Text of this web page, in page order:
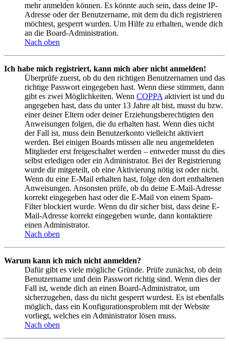
mehr anmelden können. Es könnte auch sein, dass deine IP-
Adresse oder der Benutzername, mit dem du dich registrieren
möchtest, gesperrt wurden. Um Hilfe zu erhalten, wende dich
an die Board-Administration.
Nach oben
Ich habe mich registriert, kann mich aber nicht anmelden!
Überprüfe zuerst, ob du den richtigen Benutzernamen und das
richtige Passwort eingegeben hast. Wenn diese stimmen, dann
gibt es zwei Möglichkeiten. Wenn COPPA aktiviert ist und du
angegeben hast, dass du unter 13 Jahre alt bist, musst du bzw.
einer deiner Eltern oder deiner Erziehungsberechtigten den
Anweisungen folgen, die du erhalten hast. Wenn dies nicht
der Fall ist, muss dein Benutzerkonto vielleicht aktiviert
werden. Bei einigen Boards müssen alle neu angemeldeten
Mitglieder erst freigeschaltet werden – entweder musst du dies
selbst erledigen oder ein Administrator. Bei der Registrierung
wurde dir mitgeteilt, ob eine Aktivierung nötig ist oder nicht.
Wenn du eine E-Mail erhalten hast, folge den dort enthaltenen
Anweisungen. Ansonsten prüfe, ob du deine E-Mail-Adresse
korrekt eingegeben hast oder die E-Mail von einem Spam-
Filter blockiert wurde. Wenn du dir sicher bist, dass deine E-
Mail-Adresse korrekt eingegeben wurde, dann kontaktiere
einen Administrator.
Nach oben
Warum kann ich mich nicht anmelden?
Dafür gibt es viele mögliche Gründe. Prüfe zunächst, ob dein
Benutzername und dein Passwort richtig sind. Wenn dies der
Fall ist, wende dich an einen Board-Administrator, um
sicherzugehen, dass du nicht gesperrt wurdest. Es ist ebenfalls
möglich, dass ein Konfigurationsproblem mit der Website
vorliegt, welches ein Administrator lösen muss.
Nach oben